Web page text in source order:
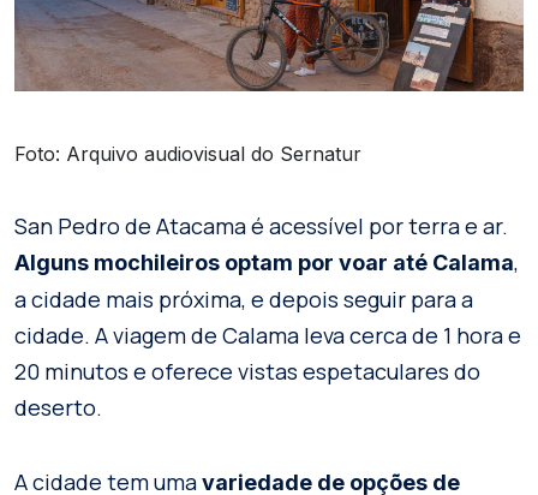
Foto: Arquivo audiovisual do Sernatur
San Pedro de Atacama é acessível por terra e ar.
Alguns mochileiros optam por voar até Calama,
a cidade mais próxima, e depois seguir para a
cidade. A viagem de Calama leva cerca de 1 hora e
20 minutos e oferece vistas espetaculares do
deserto.
A cidade tem umavariedade de opções de